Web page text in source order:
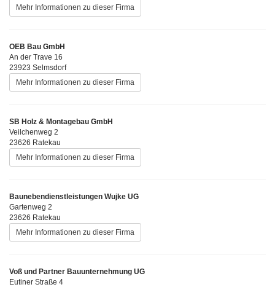
Mehr Informationen zu dieser Firma
OEB Bau GmbH
An der Trave 16
23923 Selmsdorf
Mehr Informationen zu dieser Firma
SB Holz & Montagebau GmbH
Veilchenweg 2
23626 Ratekau
Mehr Informationen zu dieser Firma
Baunebendienstleistungen Wujke UG
Gartenweg 2
23626 Ratekau
Mehr Informationen zu dieser Firma
Voß und Partner Bauunternehmung UG
Eutiner Straße 4